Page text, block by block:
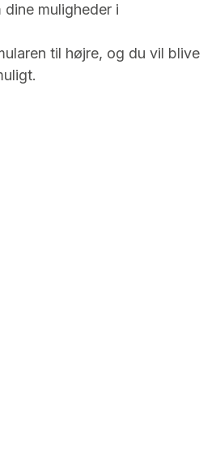
muligheder i
til højre, og du vil blive